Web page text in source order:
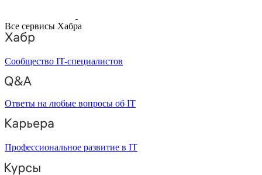
Все сервисы Хабра
Сообщество IT-специалистов
Ответы на любые вопросы об IT
Профессиональное развитие в IT